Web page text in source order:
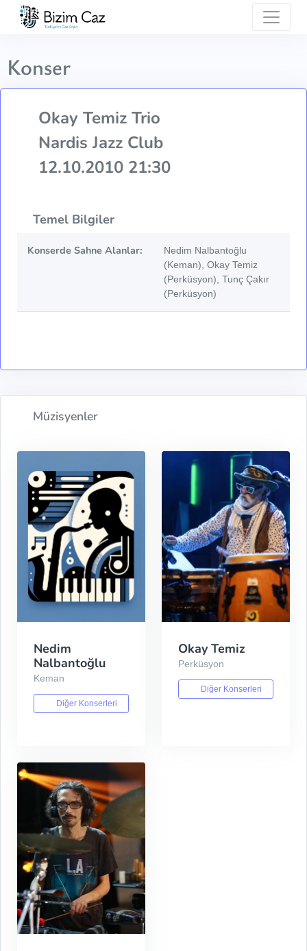
Konser
Okay Temiz Trio
Nardis Jazz Club
12.10.2010 21:30
Temel Bilgiler
Konserde Sahne Alanlar:
Nedim Nalbantoğlu
(Keman), Okay Temiz
(Perküsyon), Tunç Çakır
(Perküsyon)
Müzisyenler
Nedim
Nalbantoğlu
Keman
Diğer Konserleri
Okay Temiz
Perküsyon
Diğer Konserleri